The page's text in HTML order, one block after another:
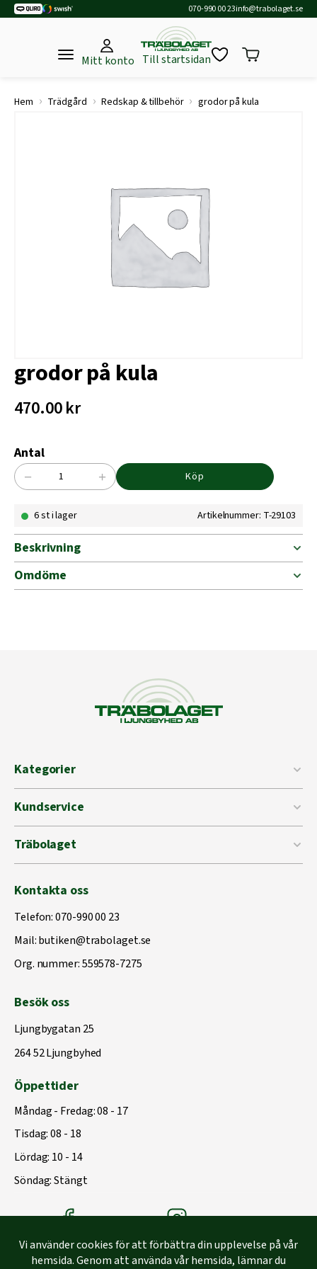
070-990 00 23info@trabolaget.se
Mitt konto Till startsidan
Hem › Trädgård › Redskap & tillbehör › grodor på kula
grodor på kula
470.00kr
Antal
grodor
kula
− + Köp
6 st i lager Artikelnummer: T-29103
Beskrivning
Omdöme
Kategorier
Kundservice
Träbolaget
Kontakta oss
Telefon:070-990 00 23
Mail:butiken@trabolaget.se
Org. nummer: 559578-7275
Besök oss
Ljungbygatan 25
264 52 Ljungbyhed
Öppettider
Måndag - Fredag: 08 - 17
Tisdag: 08 - 18
Lördag: 10 - 14
Söndag: Stängt
Träbolagets FacebookTräbolagets instagram